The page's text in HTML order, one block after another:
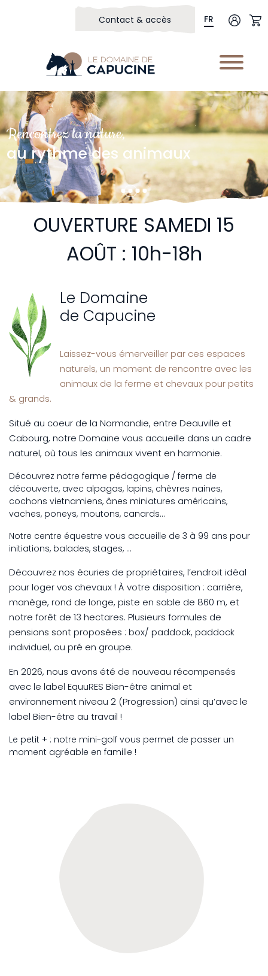
Contact & accès FR
Rencontrez la nature,
au rythme des animaux
OUVERTURE SAMEDI 15
AOÛT : 10h-18h
Le Domaine
de Capucine
Laissez-vous émerveiller par ces espaces
naturels, un moment de rencontre avec les
animaux de la ferme et chevaux pour petits
& grands.
Situé au coeur de la Normandie, entre Deauville et
Cabourg, notre Domaine vous accueille dans un cadre
naturel, où tous les animaux vivent en harmonie.
Découvrez notre ferme pédagogique / ferme de
découverte, avec alpagas, lapins, chèvres naines,
cochons vietnamiens, ânes miniatures américains,
vaches, poneys, moutons, canards…
Notre centre équestre vous accueille de 3 à 99 ans pour
initiations, balades, stages, …
Découvrez nos écuries de propriétaires, l’endroit idéal
pour loger vos chevaux ! À votre disposition : carrière,
manège, rond de longe, piste en sable de 860 m, et
notre forêt de 13 hectares. Plusieurs formules de
pensions sont proposées : box/ paddock, paddock
individuel, ou pré en groupe.
En 2026, nous avons été de nouveau récompensés
avec le label EquuRES Bien-être animal et
environnement niveau 2 (Progression) ainsi qu’avec le
label Bien-être au travail !
Le petit + : notre mini-golf vous permet de passer un
moment agréable en famille !